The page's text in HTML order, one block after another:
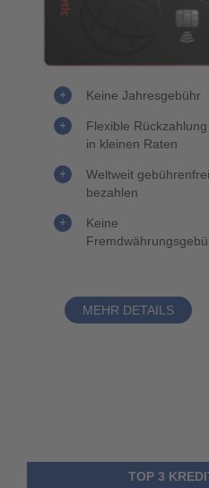
Keine Jahresgebühr
Flexible Rückzahlung
in kleinen Raten
Weltweit gebührenfrei
bezahlen
Keine
MEHR DETAILS
TOP 3